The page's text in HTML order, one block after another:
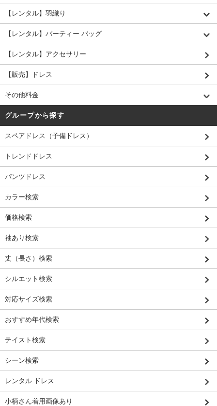
【レンタル】羽織り
【レンタル】パーティー バッグ
【レンタル】アクセサリー
【販売】ドレス
その他料金
グループから探す
スペアドレス（予備ドレス）
トレンドドレス
パンツドレス
カラー検索
価格検索
袖あり検索
丈（長さ）検索
シルエット検索
対応サイズ検索
おすすめ年代検索
テイスト検索
シーン検索
レンタル ドレス
小柄さん着用画像あり